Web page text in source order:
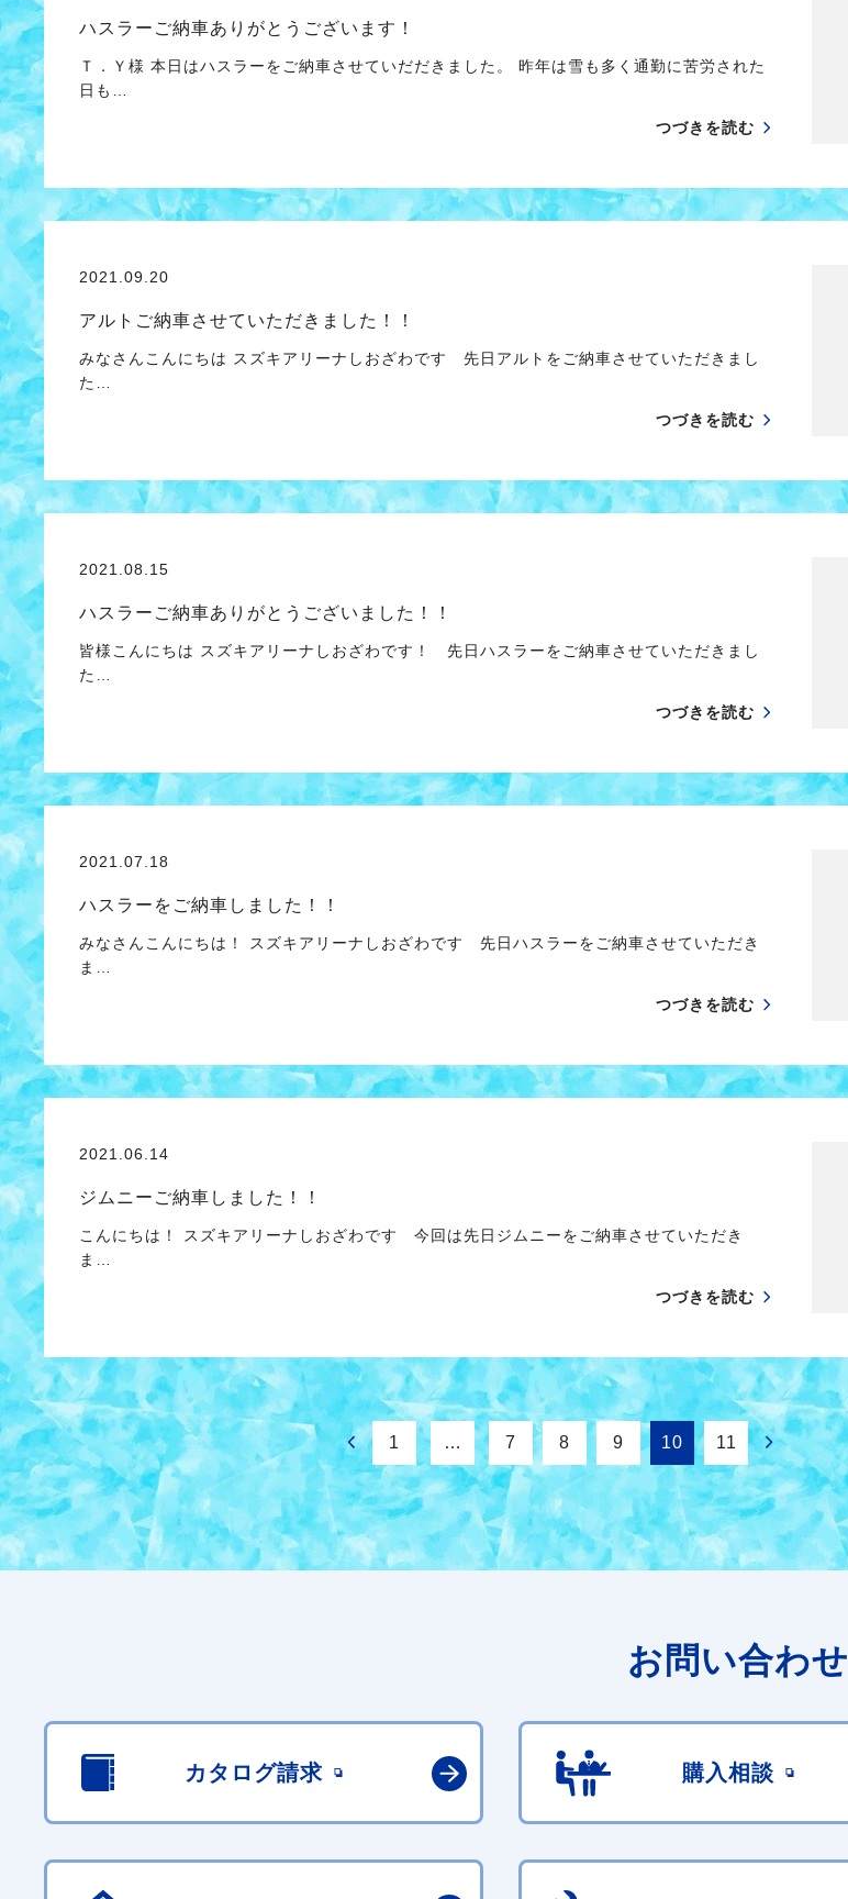
ハスラーご納車ありがとうございます！
Ｔ．Ｙ様 本日はハスラーをご納車させていだだきました。 昨年は雪も多く通勤に苦労された
日も…
つづきを読む
2021.09.20
アルトご納車させていただきました！！
みなさんこんにちは スズキアリーナしおざわです 先日アルトをご納車させていただきまし
た…
つづきを読む
2021.08.15
ハスラーご納車ありがとうございました！！
皆様こんにちは スズキアリーナしおざわです！ 先日ハスラーをご納車させていただきまし
た…
つづきを読む
2021.07.18
ハスラーをご納車しました！！
みなさんこんにちは！ スズキアリーナしおざわです 先日ハスラーをご納車させていただき
ま…
つづきを読む
2021.06.14
ジムニーご納車しました！！
こんにちは！ スズキアリーナしおざわです 今回は先日ジムニーをご納車させていただき
ま…
つづきを読む
1 … 7 8 9 10 11
お問い合わせ
カタログ請求 購入相談